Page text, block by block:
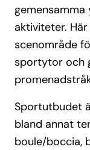
aktiviteter.
scenområde
sportytor och
Sportutbudet
bland annat
boule/boccia,